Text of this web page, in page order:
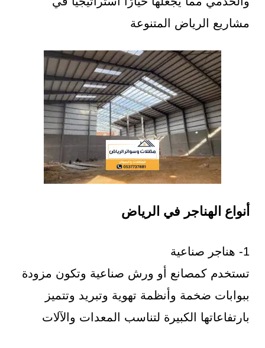
مشاريع الرياض المتنوعة
أنواع الهناجر في الرياض
1- هناجر صناعية
تستخدم كمصانع أو ورش صناعية وتكون مزودة
ببوابات ضخمة وأنظمة تهوية وتبريد وتتميز
بارتفاعاتها الكبيرة لتناسب المعدات والآلات